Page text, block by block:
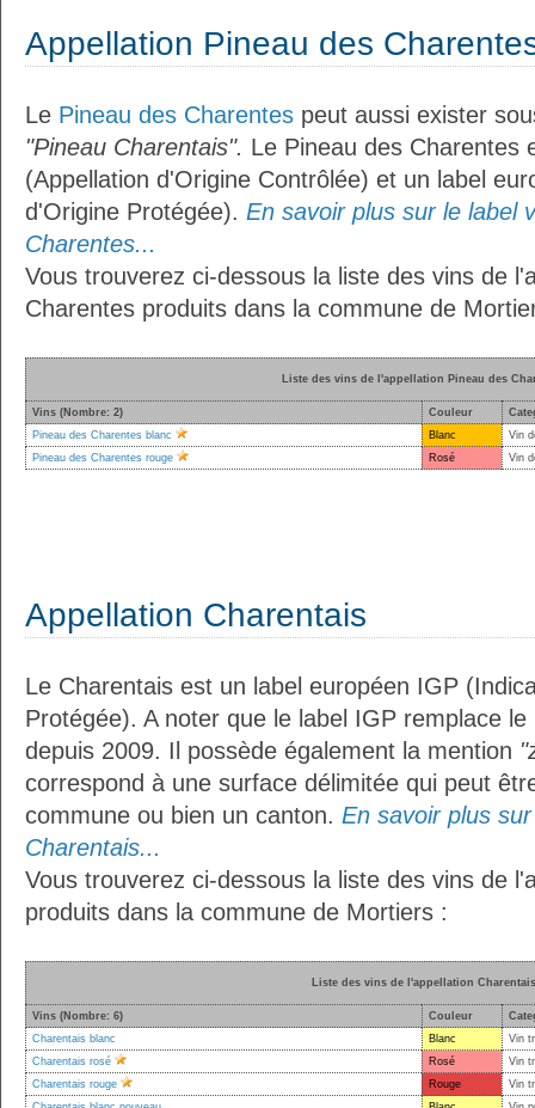
Appellation Pineau des
Le Pineau des Charentes peut aussi exister
"Pineau Charentais". Le Pineau des Charentes
(Appellation d'Origine Contrôlée) et un label
d'Origine Protégée). En savoir plus sur le label
Charentes...
Vous trouverez ci-dessous la liste des vins de
Charentes produits dans la commune de
Liste des vins de l'appellation Pineau des
Vins (Nombre: 2) Couleur
Pineau des Charentes blanc
Blanc
Vin
Pineau des Charentes rouge
Rosé Vin
Appellation Charentais
Le Charentais est un label européen IGP
Protégée). A noter que le label IGP remplace
depuis 2009. Il possède également la mention
correspond à une surface délimitée qui peut
commune ou bien un canton. En savoir plus
Charentais...
Vous trouverez ci-dessous la liste des vins de
produits dans la commune de Mortiers :
Liste des vins de l'appellation Charentais
Vins (Nombre: 6) Couleur
Charentais blanc
Blanc
Vin
Charentais rosé
Rosé
Vin
Charentais rouge
Rouge
Vin